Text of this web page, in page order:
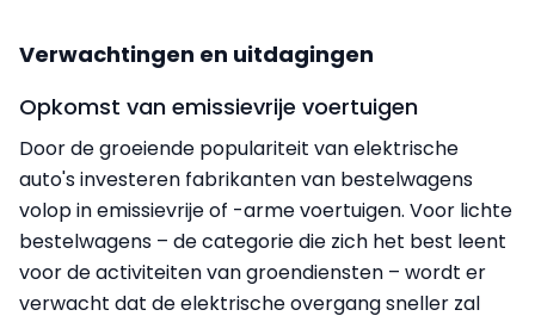
Verwachtingen en uitdagingen
Opkomst van emissievrije voertuigen
Door de groeiende populariteit van elektrische
auto's investeren fabrikanten van bestelwagens
volop in emissievrije of -arme voertuigen. Voor lichte
bestelwagens – de categorie die zich het best leent
voor de activiteiten van groendiensten – wordt er
verwacht dat de elektrische overgang sneller zal